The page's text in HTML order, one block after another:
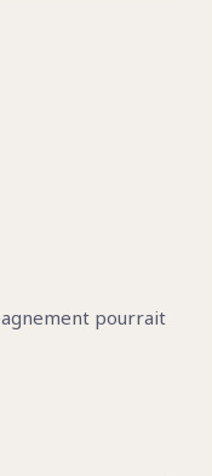
pourrait
de poids, santé
sans